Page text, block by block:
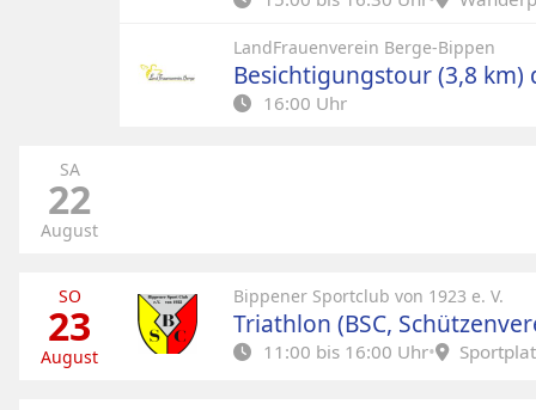
Kommt vorbei – informiert euch,
Gemeinde aktiv mit.
Jeden dritten Freitag im Monat, laden wir
Waldspielgruppe in die Maiburg ein.
*Waldluft schnuppern und spielerisch die
Anmeldung ist nicht erforderlich. Bei
LandFrauenverein Berge-Bippen
Besichtigungstour (3,8 km)
16:00 Uhr
bis spätestens 7 Tage vor dem Termin
SA
22
August
SO
23
August
Bippener Sportclub von 1923 e. V.
Triathlon (BSC,
11:00 bis 16:00 Uhr•